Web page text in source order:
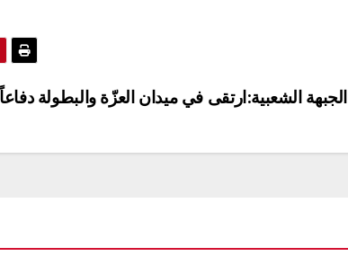
الجبهة الشعبية:ارتقى في ميدان العزّة والبطولة